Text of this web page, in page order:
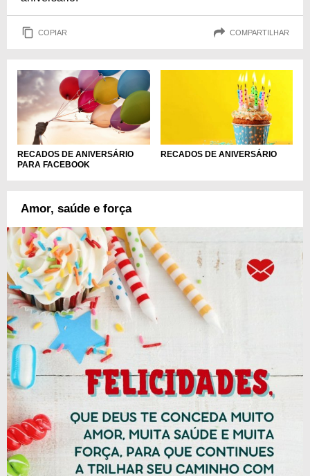
COPIAR COMPARTILHAR
RECADOS DE ANIVERSÁRIO
PARA FACEBOOK
RECADOS DE ANIVERSÁRIO
Amor, saúde e força